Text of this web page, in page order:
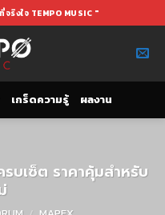
ริงใจ TEMPO MUSIC "
เกร็ดความรู้ ผลงาน
เซ็ต ราคาคุ้มสำหรับ